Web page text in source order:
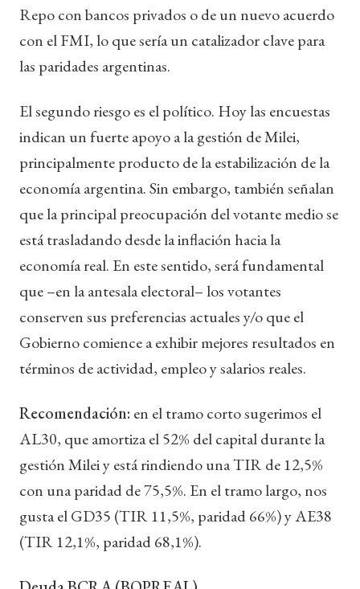
Repo con bancos privados o de un nuevo acuerdo
con el FMI, lo que sería un catalizador clave para
las paridades argentinas.
El segundo riesgo es el político. Hoy las encuestas
indican un fuerte apoyo a la gestión de Milei,
principalmente producto de la estabilización de la
economía argentina. Sin embargo, también señalan
que la principal preocupación del votante medio se
está trasladando desde la inflación hacia la
economía real. En este sentido, será fundamental
que –en la antesala electoral– los votantes
conserven sus preferencias actuales y/o que el
Gobierno comience a exhibir mejores resultados en
términos de actividad, empleo y salarios reales.
Recomendación: en el tramo corto sugerimos el
AL30, que amortiza el 52% del capital durante la
gestión Milei y está rindiendo una TIR de 12,5%
con una paridad de 75,5%. En el tramo largo, nos
gusta el GD35 (TIR 11,5%, paridad 66%) y AE38
(TIR 12,1%, paridad 68,1%).